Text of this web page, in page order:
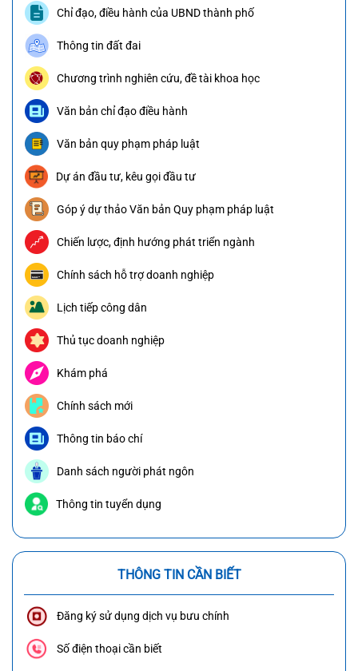
Chỉ đạo, điều hành của UBND thành phố
Thông tin đất đai
Chương trình nghiên cứu, đề tài khoa học
Văn bản chỉ đạo điều hành
Văn bản quy phạm pháp luật
Dự án đầu tư, kêu gọi đầu tư
Góp ý dự thảo Văn bản Quy phạm pháp luật
Chiến lược, định hướng phát triển ngành
Chính sách hỗ trợ doanh nghiệp
Lịch tiếp công dân
Thủ tục doanh nghiệp
Khám phá
Chính sách mới
Thông tin báo chí
Danh sách người phát ngôn
Thông tin tuyển dụng
THÔNG TIN CẦN BIẾT
Đăng ký sử dụng dịch vụ bưu chính
Số điện thoại cần biết